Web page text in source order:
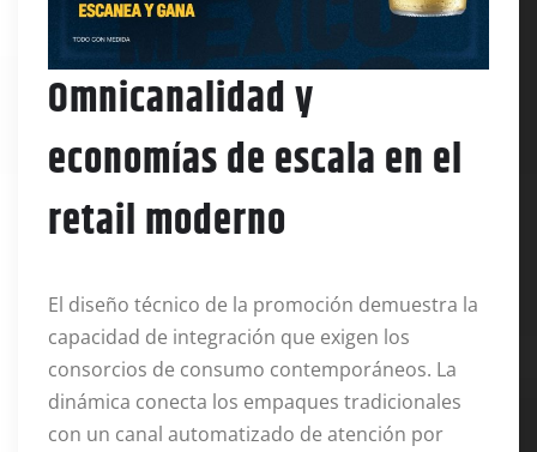
Omnicanalidad y
economías de escala en el
retail moderno
El diseño técnico de la promoción demuestra la
capacidad de integración que exigen los
consorcios de consumo contemporáneos. La
dinámica conecta los empaques tradicionales
con un canal automatizado de atención por